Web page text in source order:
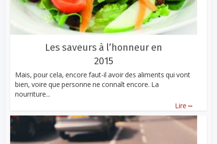
Les saveurs à l’honneur en
2015
Mais, pour cela, encore faut-il avoir des aliments qui vont
bien, voire que personne ne connaît encore. La
nourriture...
Lire ...